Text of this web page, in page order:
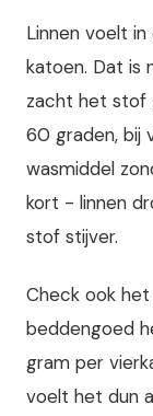
Linnen voelt
katoen. Dat is
zacht het stof
60 graden, bij
wasmiddel
kort - linnen
stof stijver.
Check ook
beddengoed
gram per
voelt het dun